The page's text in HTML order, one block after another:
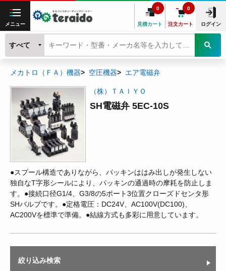
メニュー 見積カート
0
注文カート
0
ログイン
すべて
メカトロ（ＦＡ）機器 空圧機器 エア電磁弁
（株）ＴＡＩＹＯ
SH電磁弁 5EC-10S
●スプール構造でありながら、パッキンははみ出しが発生しない
独自なT字形シールにより、パッキンの通過時の摩耗を防止しま
す。●接続口径G1/4、G3/8の5ポート3位置クローズドセンタ形
SHバルブです。●定格電圧：DC24V、AC100V(DC100)、
AC200Vを標準で準備。●結線方式も多彩に用意しています。
絞り込み検索